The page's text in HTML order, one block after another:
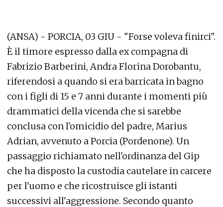
(ANSA) - PORCIA, 03 GIU - "Forse voleva finirci".
È il timore espresso dalla ex compagna di
Fabrizio Barberini, Andra Florina Dorobantu,
riferendosi a quando si era barricata in bagno
con i figli di 15 e 7 anni durante i momenti più
drammatici della vicenda che si sarebbe
conclusa con l'omicidio del padre, Marius
Adrian, avvenuto a Porcia (Pordenone). Un
passaggio richiamato nell'ordinanza del Gip
che ha disposto la custodia cautelare in carcere
per l'uomo e che ricostruisce gli istanti
successivi all'aggressione. Secondo quanto